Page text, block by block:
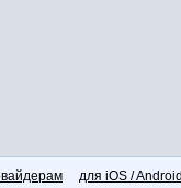
для iOS /